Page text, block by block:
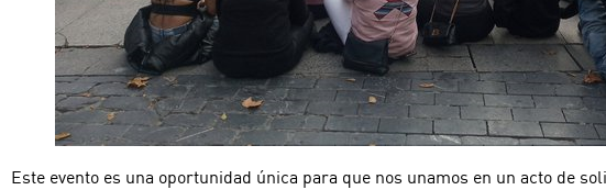
Este evento es una oportunidad única para que nos unamos en un acto de